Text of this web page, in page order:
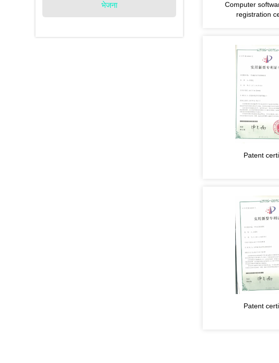
भेजना
Computer
registration
Patent
Patent